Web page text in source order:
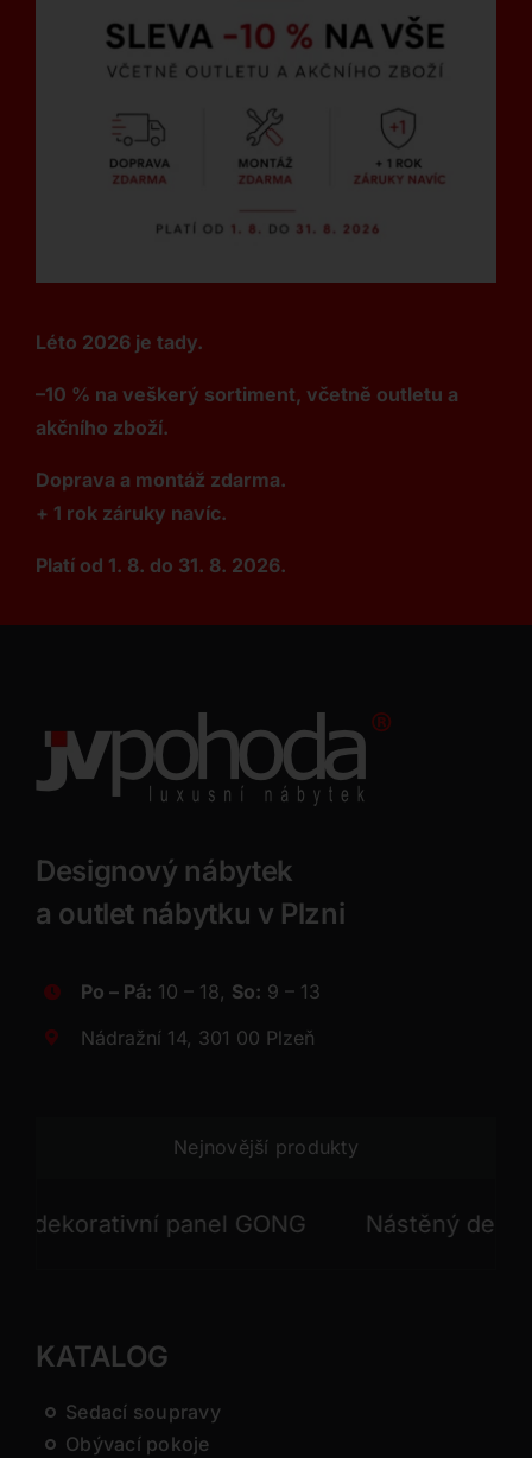
Léto 2026 je tady.
–10 % na veškerý sortiment, včetně outletu a
akčního zboží.
Doprava a montáž zdarma.
+ 1 rok záruky navíc.
Platí od 1. 8. do 31. 8. 2026.
Designový nábytek
a outlet nábytku v Plzni
Po – Pá: 10 – 18, So: 9 – 13
Nádražní 14, 301 00 Plzeň
Nejnovější produkty
panel GONG Nástěný
KATALOG
Sedací soupravy
Obývací pokoje